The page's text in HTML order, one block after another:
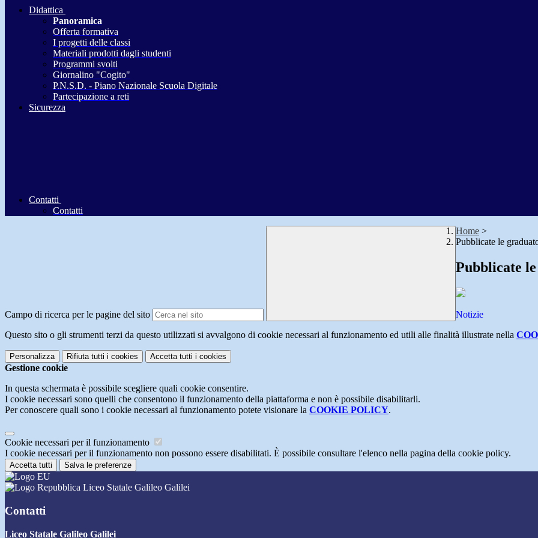
Didattica
Panoramica
Offerta formativa
I progetti delle classi
Materiali prodotti dagli studenti
Programmi svolti
Giornalino "Cogito"
P.N.S.D. - Piano Nazionale Scuola Digitale
Partecipazione a reti
Sicurezza
Contatti
Contatti
Campo di ricerca per le pagine del sito
Home >
Pubblicate le
Pubblicate
Notizie
Questo sito o gli strumenti terzi da questo utilizzati si avvalgono di cookie necessari al funzionamento ed utili alle finalità illustrate nella
Personalizza Rifiuta tutti i cookies Accetta tutti i cookies
Gestione cookie
In questa schermata è possibile scegliere quali cookie consentire.
I cookie necessari sono quelli che consentono il funzionamento della piattaforma e non è possibile disabilitarli.
Per conoscere quali sono i cookie necessari al funzionamento potete visionare la COOKIE POLICY.
Cookie necessari per il funzionamento
I cookie necessari per il funzionamento non possono essere disabilitati. È possibile consultare l'elenco nella pagina della cookie policy.
Accetta tutti Salva le preferenze
Liceo Statale Galileo Galilei
Contatti
Liceo Statale Galileo Galilei